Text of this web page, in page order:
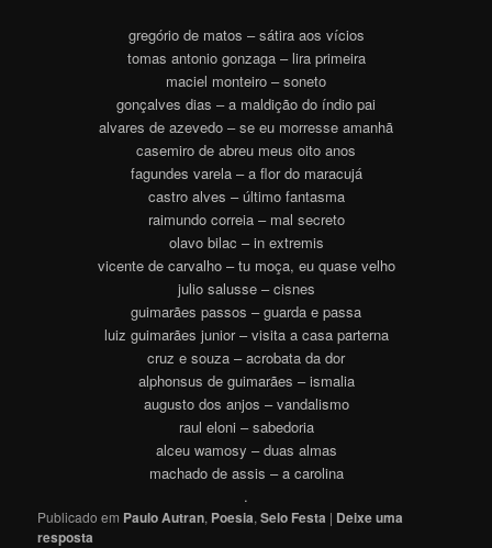
gregório de matos – sátira aos vícios
tomas antonio gonzaga – lira primeira
maciel monteiro – soneto
gonçalves dias – a maldição do índio pai
alvares de azevedo – se eu morresse amanhã
casemiro de abreu meus oito anos
fagundes varela – a flor do maracujá
castro alves – último fantasma
raimundo correia – mal secreto
olavo bilac – in extremis
vicente de carvalho – tu moça, eu quase velho
julio salusse – cisnes
guimarães passos – guarda e passa
luiz guimarães junior – visita a casa parterna
cruz e souza – acrobata da dor
alphonsus de guimarães – ismalia
augusto dos anjos – vandalismo
raul eloni – sabedoria
alceu wamosy – duas almas
machado de assis – a carolina
.
Publicado em Paulo Autran, Poesia,Selo Festa | Deixe uma
resposta